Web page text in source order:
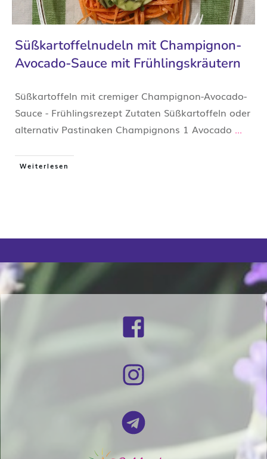
Süßkartoffelnudeln mit Champignon-
Avocado-Sauce mit Frühlingskräutern
Süßkartoffeln mit cremiger Champignon-Avocado-
Sauce - Frühlingsrezept Zutaten Süßkartoffeln oder
alternativ Pastinaken Champignons 1 Avocado ...
Weiterlesen